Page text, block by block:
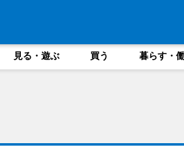
見る・遊ぶ 買う 暮らす・